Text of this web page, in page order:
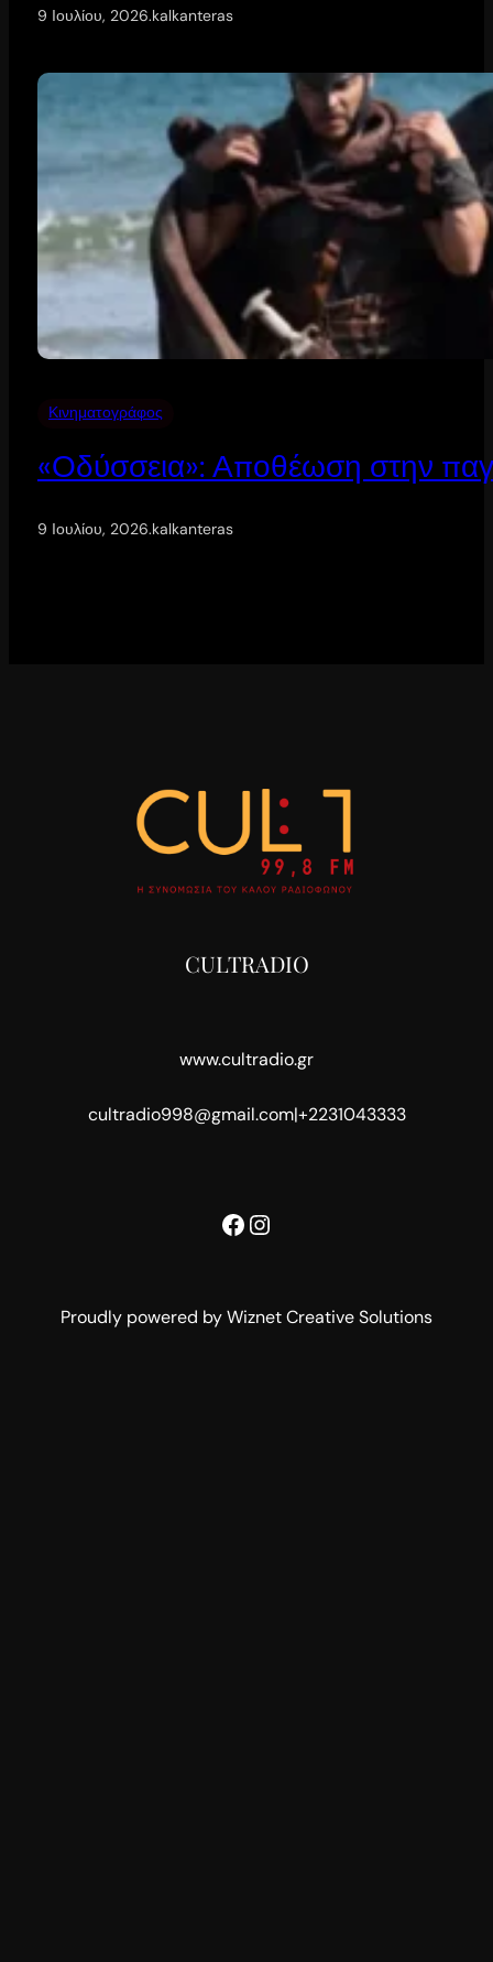
9 Ιουλίου, 2026.kalkanteras
Κινηματογράφος
«Οδύσσεια»: Αποθέωση στην
9 Ιουλίου, 2026.kalkanteras
CULTRADIO
www.cultradio.gr
cultradio998@gmail.com|+2231043333
Facebook
Instagram
Proudly powered by Wiznet Creative Solutions